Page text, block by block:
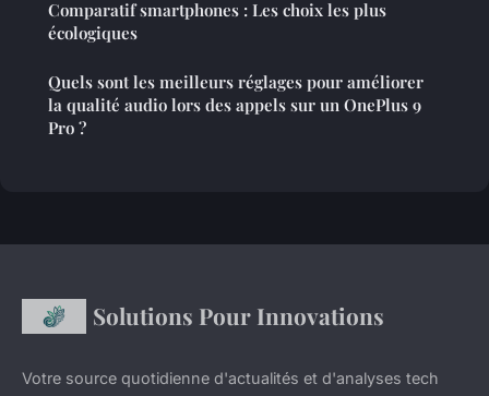
Comparatif smartphones : Les choix les plus
écologiques
Quels sont les meilleurs réglages pour améliorer
la qualité audio lors des appels sur un OnePlus 9
Pro ?
Solutions Pour Innovations
Votre source quotidienne d'actualités et d'analyses tech